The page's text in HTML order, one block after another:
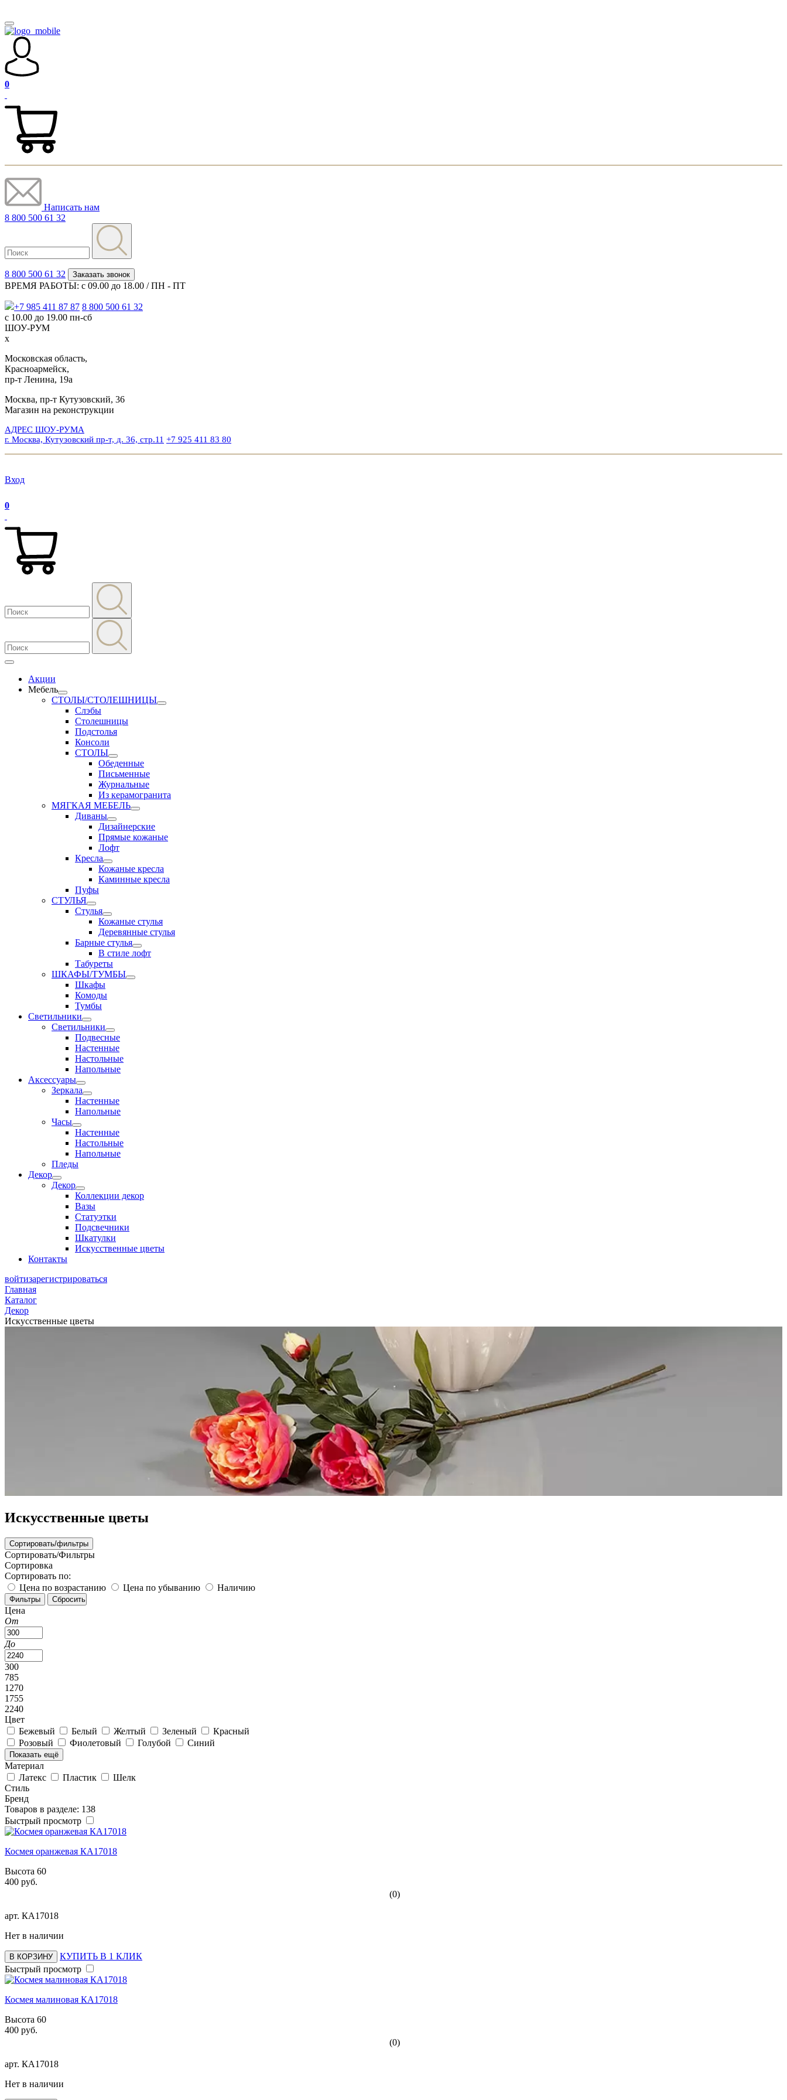
0
Написать нам
8 800 500 61 32
8 800 500 61 32 Заказать звонок
ВРЕМЯ РАБОТЫ: с 09.00 до 18.00 / ПН - ПТ
+7 985 411 87 87 8 800 500 61 32
с 10.00 до 19.00 пн-сб
ШОУ-РУМ
x
Московская область,
Красноармейск,
пр-т Ленина, 19а
Москва, пр-т Кутузовский, 36
Магазин на реконструкции
АДРЕС ШОУ-РУМА
г. Москва, Кутузовский пр-т, д. 36, стр.11 +7 925 411 83 80
Вход
0
Акции
Мебель
СТОЛЫ/СТОЛЕШНИЦЫ
Слэбы
Столешницы
Подстолья
Консоли
СТОЛЫ
Обеденные
Письменные
Журнальные
Из керамогранита
МЯГКАЯ МЕБЕЛЬ
Диваны
Дизайнерские
Прямые кожаные
Лофт
Кресла
Кожаные кресла
Каминные кресла
Пуфы
СТУЛЬЯ
Стулья
Кожаные стулья
Деревянные стулья
Барные стулья
В стиле лофт
Табуреты
ШКАФЫ/ТУМБЫ
Шкафы
Комоды
Тумбы
Светильники
Светильники
Подвесные
Настенные
Настольные
Напольные
Аксессуары
Зеркала
Настенные
Напольные
Часы
Настенные
Настольные
Напольные
Пледы
Декор
Декор
Коллекции декор
Вазы
Статуэтки
Подсвечники
Шкатулки
Искусственные цветы
Контакты
войтизарегистрироваться
Главная
Каталог
Декор
Искусственные цветы
Искусственные цветы
Сортировать/фильтры
Сортировать/Фильтры
Сортировка
Сортировать по:
Цена по возрастанию
Цена по убыванию Наличию
Цена
От
До
300
785
1270
1755
2240
Цвет
Бежевый
Белый Желтый Зеленый
Красный
Розовый
Фиолетовый Голубой Синий
Показать ещё
Материал
Латекс
Пластик
Шелк
Стиль
Бренд
Товаров в разделе: 138
Быстрый просмотр
Космея оранжевая КА17018
Высота 60
400 руб.
(0)
арт. КА17018
Нет в наличии
В КОРЗИНУ
КУПИТЬ В 1 КЛИК
Быстрый просмотр
Космея малиновая КА17018
Высота 60
400 руб.
(0)
арт. КА17018
Нет в наличии